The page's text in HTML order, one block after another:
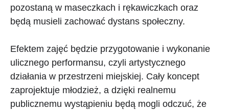
pozostaną w maseczkach i rękawiczkach oraz
będą musieli zachować dystans społeczny.
Efektem zajęć będzie przygotowanie i wykonanie
ulicznego performansu, czyli artystycznego
działania w przestrzeni miejskiej. Cały koncept
zaprojektuje młodzież, a dzięki realnemu
publicznemu wystąpieniu będą mogli odczuć, że